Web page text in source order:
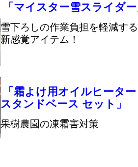
「マイスター雪スライダ
雪下ろしの作業負担を軽減する
新感覚アイテム！
「霜よけ用オイルヒータ
スタンドベース セット」
果樹農園の凍霜害対策